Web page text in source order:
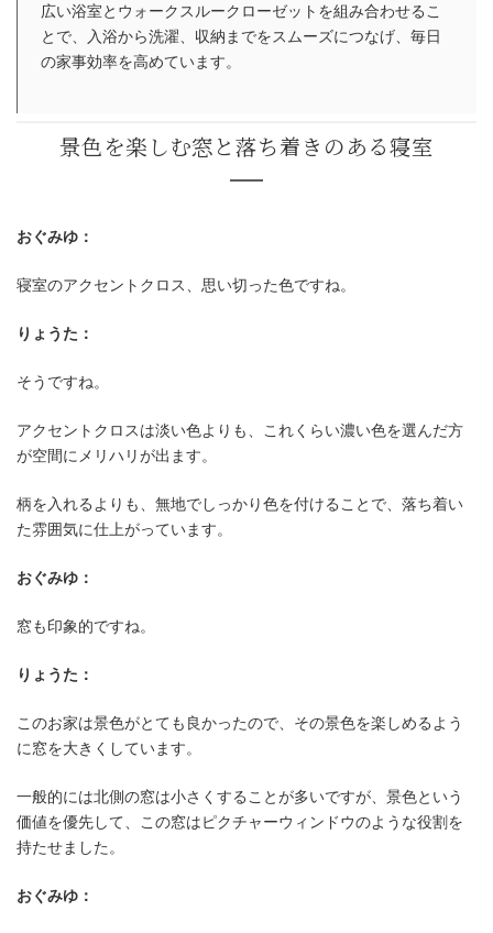
1.2mの広い浴室とウォークスルーク
広い浴室とウォークスルークローゼットを組み合わせるこ
とで、入浴から洗濯、収納までをスムーズにつなげ、毎日
の家事効率を高めています。
おぐみゆ：
寝室のアクセントクロス、思い切った色ですね。
りょうた：
そうですね。
アクセントクロスは淡い色よりも、これくらい濃い色を選んだ方
が空間にメリハリが出ます。
柄を入れるよりも、無地でしっかり色を付けることで、落ち着い
た雰囲気に仕上がっています。
おぐみゆ：
窓も印象的ですね。
りょうた：
このお家は景色がとても良かったので、その景色を楽しめるよう
に窓を大きくしています。
一般的には北側の窓は小さくすることが多いですが、景色という
価値を優先して、この窓はピクチャーウィンドウのような役割を
持たせました。
おぐみゆ：